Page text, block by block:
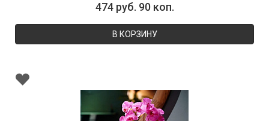
474 руб. 90 коп.
В КОРЗИНУ